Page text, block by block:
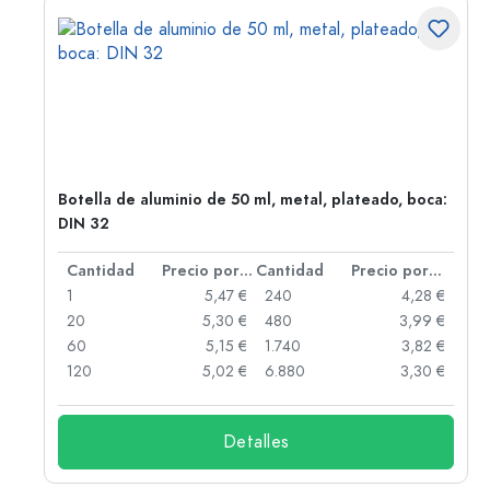
Botella de aluminio de 50 ml, metal, plateado, boca:
DIN 32
Cantidad Precio por unidad Cantidad
Precio por unidad
1
5,47 €
20
5,30 €
60
5,15 €
120
5,02 €
240
4,28 €
480
3,99 €
1.740
3,82 €
6.880
3,30 €
Detalles